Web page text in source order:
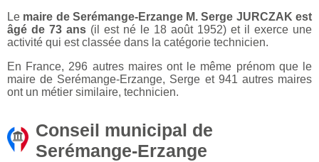
Le maire de Serémange-Erzange M. Serge JURCZAK est
âgé de 73 ans (il est né le 18 août 1952) et il exerce une
activité qui est classée dans la catégorie technicien.
En France, 296 autres maires ont le même prénom que le
maire de Serémange-Erzange, Serge et 941 autres maires
ont un métier similaire, technicien.
Conseil municipal de
Serémange-Erzange